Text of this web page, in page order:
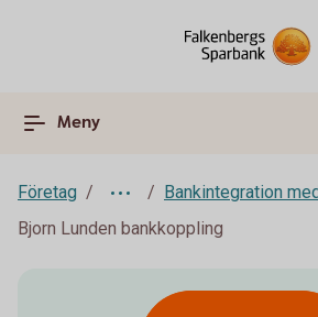
Meny
Företag
Bankintegration
Bjorn Lunden bankkoppling